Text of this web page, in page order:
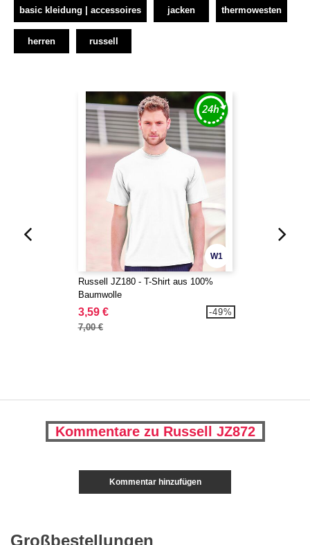
basic kleidung | accessoires jacken thermowesten
herren russell
W1
Russell JZ180 - T-Shirt aus 100%
Baumwolle
3,59 €
7,00 €
-49%
Kommentare zu Russell JZ872
Kommentar hinzufügen
Großbestellungen